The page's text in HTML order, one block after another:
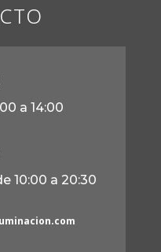
a 14:00
10:00 a 20:30